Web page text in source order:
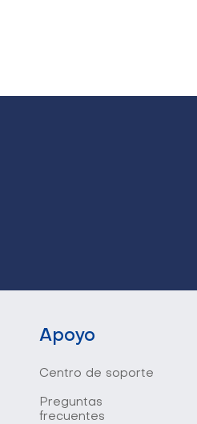
Apoyo
Centro de soporte
Preguntas
frecuentes